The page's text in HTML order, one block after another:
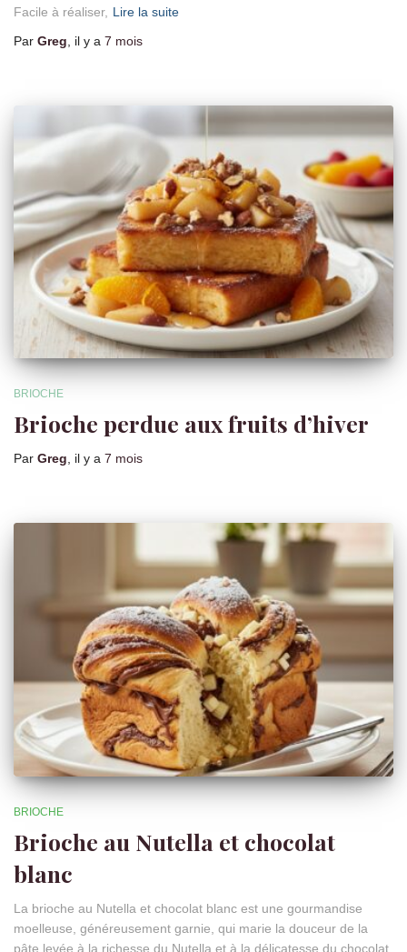
Facile à réaliser, Lire la suite
Par Greg , il y a 7 mois
BRIOCHE
Brioche perdue aux fruits d’hiver
Par Greg, il y a 7 mois
BRIOCHE
Brioche au Nutella et chocolat
blanc
La brioche au Nutella et chocolat blanc est une gourmandise
moelleuse, généreusement garnie, qui marie la douceur de la
pâte levée à la richesse du Nutella et à la délicatesse du chocolat